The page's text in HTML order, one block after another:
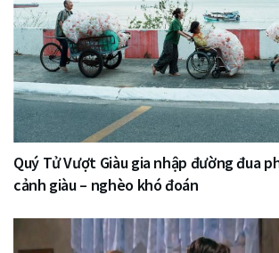
Quý Tử Vượt Giàu gia nhập đường đua
cảnh giàu – nghèo khó đoán